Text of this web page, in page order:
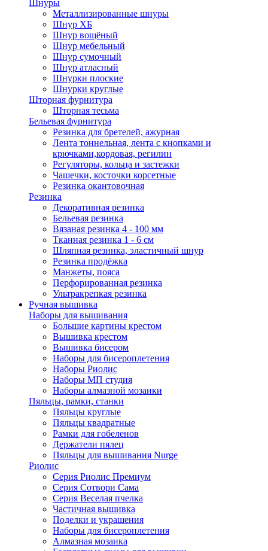
Шнуры
Металлизированные шнуры
Шнур ХБ
Шнур вощёный
Шнур мебельный
Шнур сумочный
Шнур атласный
Шнурки плоские
Шнурки круглые
Шторная фурнитура
Шторная тесьма
Бельевая фурнитура
Резинка для бретелей, ажурная
Лента тоннельная, лента с кнопками и
крючками,кордовая, регилин
Регуляторы, кольца и застежки
Чашечки, косточки корсетные
Резинка окантовочная
Резинка
Декоративная резинка
Бельевая резинка
Вязаная резинка 4 - 100 мм
Тканная резинка 1 - 6 см
Шляпная резинка, эластичный шнур
Резинка продёжка
Манжеты, пояса
Перфорированная резинка
Ультракрепкая резинка
Ручная вышивка
Наборы для вышивания
Большие картины крестом
Вышивка крестом
Вышивка бисером
Наборы для бисероплетения
Наборы Риолис
Наборы МП студия
Наборы алмазной мозаики
Пяльцы, рамки, станки
Пяльцы круглые
Пяльцы квадратные
Рамки для гобеленов
Держатели пялец
Пяльцы для вышивания Nurge
Риолис
Серия Риолис Премиум
Серия Сотвори Сама
Серия Веселая пчелка
Частичная вышивка
Поделки и украшения
Наборы для бисероплетения
Алмазная мозаика